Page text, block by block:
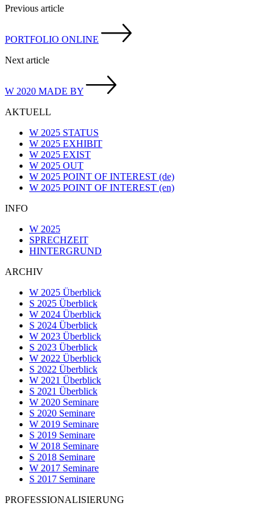
Previous article
PORTFOLIO ONLINE
Next article
W 2020 MADE BY
AKTUELL
W 2025 STATUS
W 2025 EXHIBIT
W 2025 EXIST
W 2025 OUT
W 2025 POINT OF INTEREST (de)
W 2025 POINT OF INTEREST (en)
INFO
W 2025
SPRECHZEIT
HINTERGRUND
ARCHIV
W 2025 Überblick
S 2025 Überblick
W 2024 Überblick
S 2024 Überblick
W 2023 Überblick
S 2023 Überblick
W 2022 Überblick
S 2022 Überblick
W 2021 Überblick
S 2021 Überblick
W 2020 Seminare
S 2020 Seminare
W 2019 Seminare
S 2019 Seminare
W 2018 Seminare
S 2018 Seminare
W 2017 Seminare
S 2017 Seminare
PROFESSIONALISIERUNG